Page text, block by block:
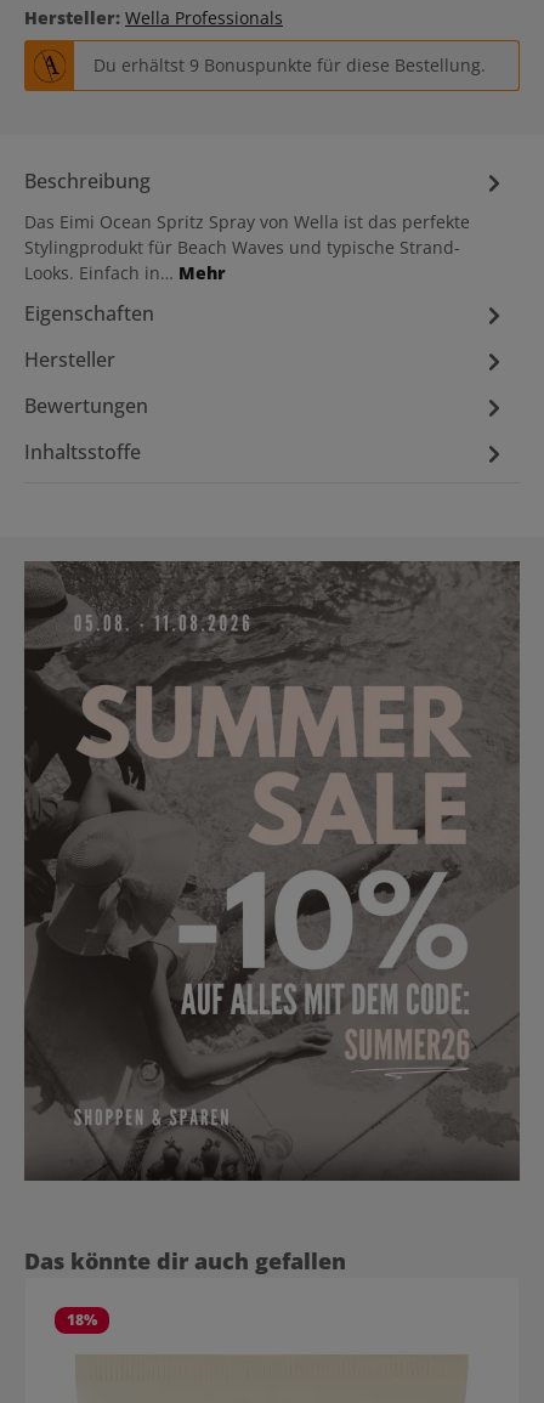
Hersteller: Wella Professionals
Du erhältst 9 Bonuspunkte für diese Bestellung.
Beschreibung
Das Eimi Ocean Spritz Spray von Wella ist das perfekte
Stylingprodukt für Beach Waves und typische Strand-
Looks. Einfach in… Mehr
Eigenschaften
Hersteller
Bewertungen
Inhaltsstoffe
Produktgalerie überspringen
Das könnte dir auch gefallen
18%